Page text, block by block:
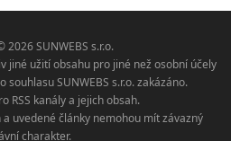
2026 SUNWEBS s.r.o.
jiné užití obsahu pro jiné než osobní účely
souhlasu SUNWEBS s.r.o. zakázáno.
RSS kanály a jejich obsah.
uvedené články nemohou mít závazný
charakter.